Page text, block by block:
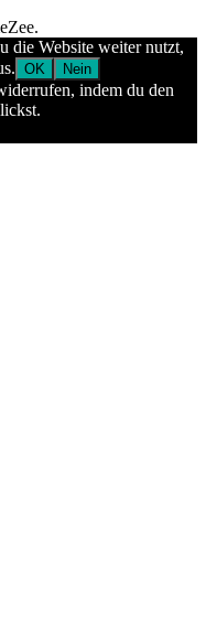
die Website weiter nutzt,
OK Nein
indem du den